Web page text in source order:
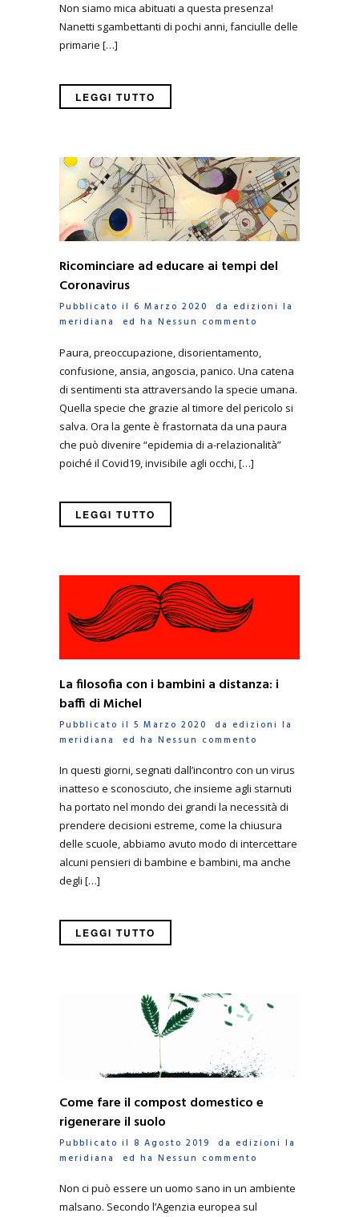
Non siamo mica abituati a questa presenza!
Nanetti sgambettanti di pochi anni, fanciulle delle
primarie […]
LEGGI TUTTO
Ricominciare ad educare ai tempi del
Coronavirus
Pubblicato il 6 Marzo 2020 da edizioni la
meridiana
ed ha Nessun commento
Paura, preoccupazione, disorientamento,
confusione, ansia, angoscia, panico. Una catena
di sentimenti sta attraversando la specie umana.
Quella specie che grazie al timore del pericolo si
salva. Ora la gente è frastornata da una paura
che può divenire “epidemia di a-relazionalità”
poiché il Covid19, invisibile agli occhi, […]
LEGGI TUTTO
La filosofia con i bambini a distanza: i
baffi di Michel
Pubblicato il 5 Marzo 2020 da edizioni la
meridiana
ed ha Nessun commento
In questi giorni, segnati dall’incontro con un virus
inatteso e sconosciuto, che insieme agli starnuti
ha portato nel mondo dei grandi la necessità di
prendere decisioni estreme, come la chiusura
delle scuole, abbiamo avuto modo di intercettare
alcuni pensieri di bambine e bambini, ma anche
degli […]
LEGGI TUTTO
Come fare il compost domestico e
rigenerare il suolo
Pubblicato il 8 Agosto 2019 da edizioni la
meridiana
ed ha Nessun commento
Non ci può essere un uomo sano in un ambiente
malsano. Secondo l’Agenzia europea sul